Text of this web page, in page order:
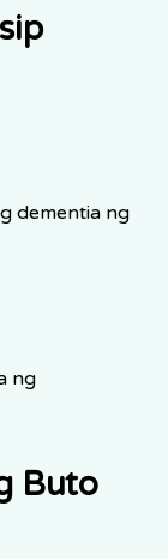
dementia ng
ng
Buto